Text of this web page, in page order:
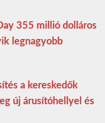
355 millió dolláros
legnagyobb
a kereskedők
új árusítóhellyel és